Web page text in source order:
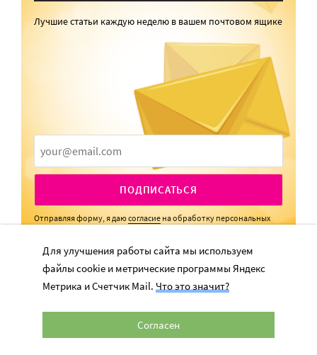
Лучшие статьи каждую неделю в вашем почтовом ящике
ПОДПИСАТЬСЯ
Отправляя форму, я даюсогласие на обработку персональных
данных
Для улучшения работы сайта мы используем
файлы cookie и метрические программы Яндекс
Метрика и Счетчик Mail. Что это значит?
Согласен